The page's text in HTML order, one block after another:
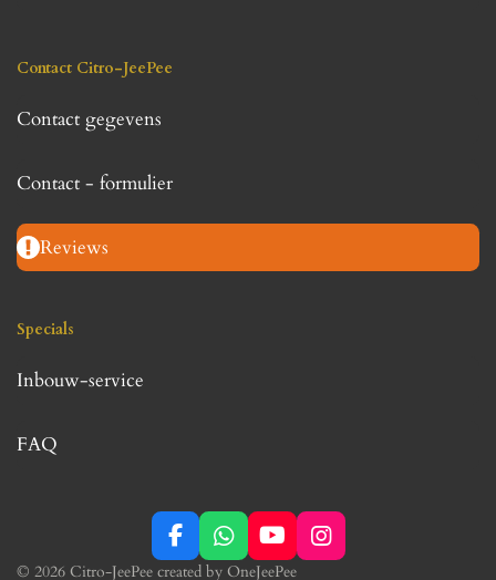
Contact Citro-JeePee
Contact gegevens
Contact - formulier
Reviews
Specials
Inbouw-service
FAQ
F
a
W
h
Y
o
I
n
© 2026 Citro-JeePee created by OneJeePee